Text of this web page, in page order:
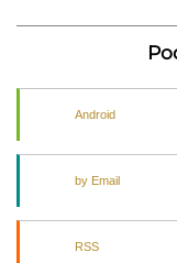
Android
by Email
RSS